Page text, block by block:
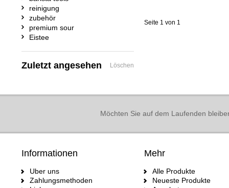
Seite 1 von 1
reinigung
zubehör
premium sour
Eistee
Zuletzt angesehen Löschen
Möchten Sie auf dem Laufenden
Informationen
Uber uns
Zahlungsmethoden
Mehr
Alle Produkte
Neueste Produkte